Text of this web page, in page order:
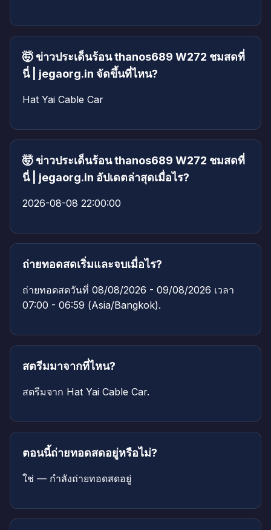
🤯 ข่าวประเด็นร้อน thanos689 W272 ชมสดที่
นี่ | jegaorg.in จัดขึ้นที่ไหน?
Hat Yai Cable Car
🤯 ข่าวประเด็นร้อน thanos689 W272 ชมสดที่
นี่ | jegaorg.in อัปเดตล่าสุดเมื่อไร?
2026-08-08 22:00:00
ถ่ายทอดสดเริ่มและจบเมื่อไร?
ถ่ายทอดสดวันที่ 08/08/2026 - 09/08/2026 เวลา
07:00 - 06:59 (Asia/Bangkok).
สตรีมมาจากที่ไหน?
สตรีมจาก Hat Yai Cable Car.
ตอนนี้ถ่ายทอดสดอยู่หรือไม่?
ใช่ — กำลังถ่ายทอดสดอยู่